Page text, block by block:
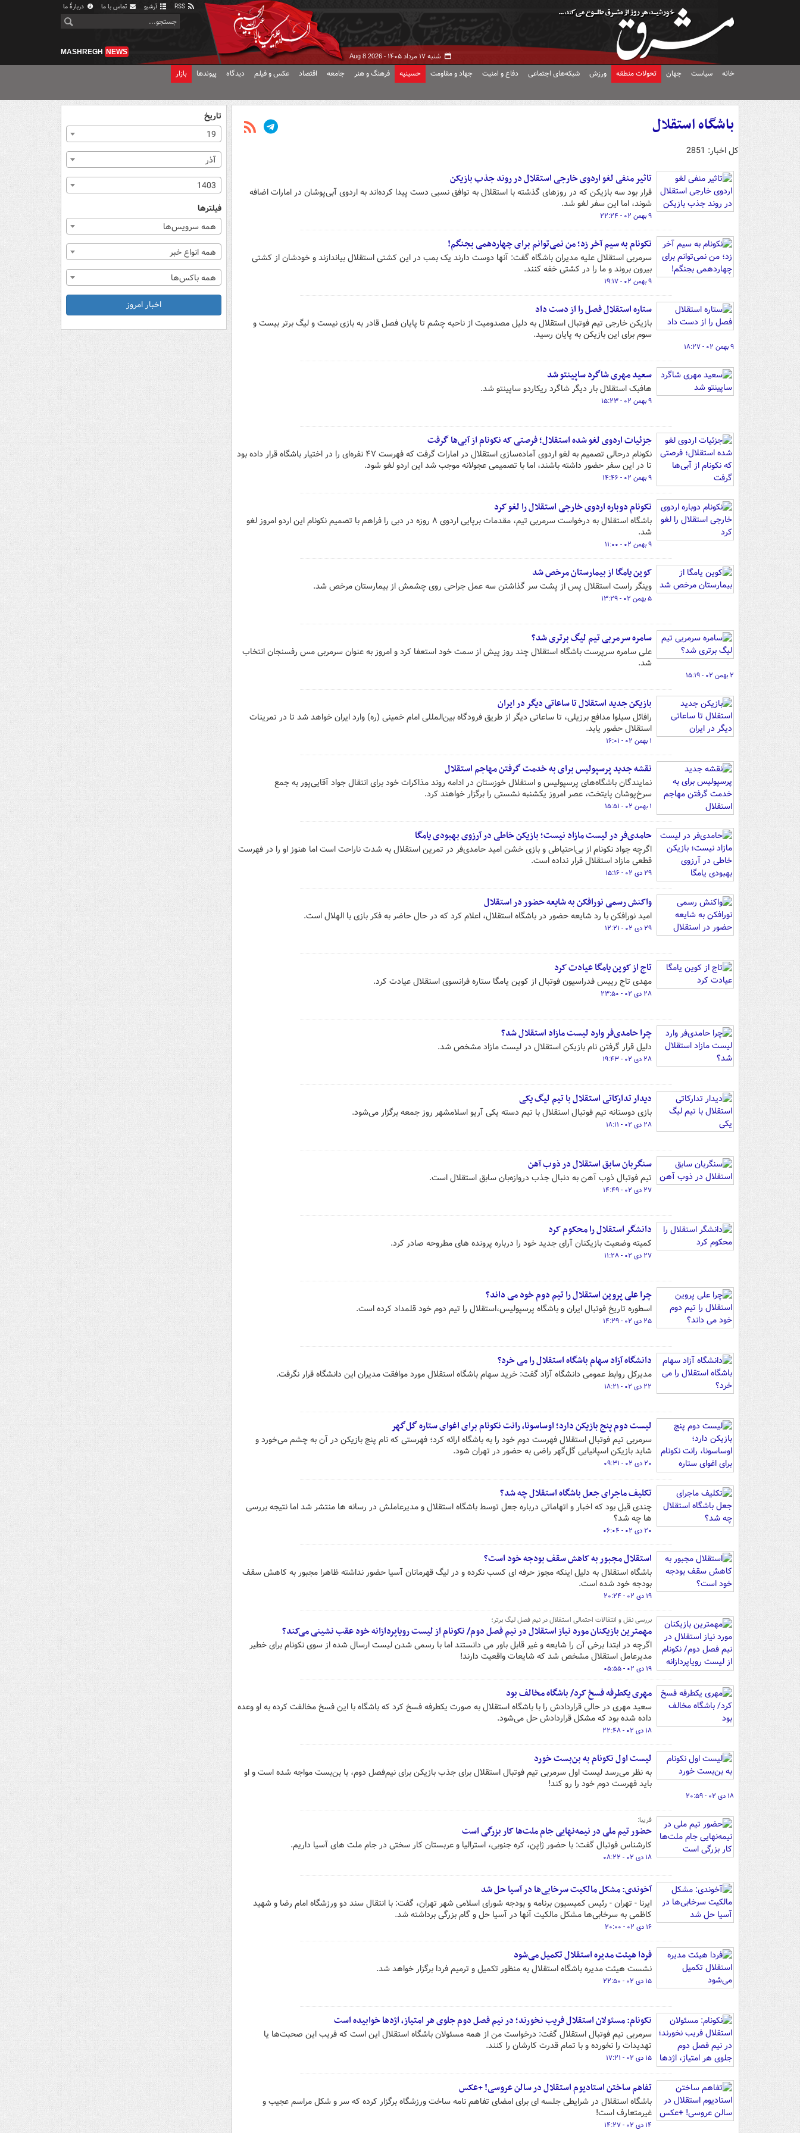
آرشیو تماس با ما دربارهٔ ما
شنبه ۱۷ مرداد ۱۴۰۵ - Aug 8 2026
MASHREGH NEWS
خانه سیاست جهان تحولات منطقه ورزش شبکه‌های اجتماعی دفاع و امنیت جهاد و مقاومت حسینیه فرهنگ و هنر جامعه اقتصاد عکس و فیلم دیدگاه پیوندها بازار
باشگاه استقلال
کل اخبار: 2851
تاثیر منفی لغو اردوی خارجی استقلال در روند جذب بازیکن
قرار بود سه بازیکن که در روزهای گذشته با استقلال به توافق نسبی دست پیدا کرده‌اند به اردوی آبی‌پوشان در امارات اضافه
شوند، اما این سفر لغو شد.
۹ بهمن ۰۲ - ۲۲:۲۴
نکونام به سیم آخر زد؛ من نمی‌توانم برای چهاردهمی بجنگم!
سرمربی استقلال علیه مدیران باشگاه گفت: آنها دوست دارند یک بمب در این کشتی استقلال بیاندازند و خودشان از کشتی
بیرون بروند و ما را در کشتی خفه کنند.
۹ بهمن ۰۲ - ۱۹:۱۷
ستاره استقلال فصل را از دست داد
بازیکن خارجی تیم فوتبال استقلال به دلیل مصدومیت از ناحیه چشم تا پایان فصل قادر به بازی نیست و لیگ برتر بیست و
سوم برای این بازیکن به پایان رسید.
۹ بهمن ۰۲ - ۱۸:۲۷
سعید مهری شاگرد ساپینتو شد
هافبک استقلال بار دیگر شاگرد ریکاردو ساپینتو شد.
۹ بهمن ۰۲ - ۱۵:۲۳
جزئیات اردوی لغو شده استقلال؛ فرصتی که نکونام از آبی‌ها گرفت
نکونام درحالی تصمیم به لغو اردوی آماده‌سازی استقلال در امارات گرفت که فهرست ۴۷ نفره‌ای را در اختیار باشگاه قرار داده بود
تا در این سفر حضور داشته باشند، اما با تصمیمی عجولانه موجب شد این اردو لغو شود.
۹ بهمن ۰۲ - ۱۴:۴۶
نکونام دوباره اردوی خارجی استقلال را لغو کرد
باشگاه استقلال به درخواست سرمربی تیم، مقدمات برپایی اردوی ۸ روزه در دبی را فراهم با تصمیم نکونام این اردو امروز لغو
شد.
۹ بهمن ۰۲ - ۱۱:۰۰
کوین یامگا از بیمارستان مرخص شد
وینگر راست استقلال پس از پشت سر گذاشتن سه عمل جراحی روی چشمش از بیمارستان مرخص شد.
۵ بهمن ۰۲ - ۱۳:۲۹
سامره سرمربی تیم لیگ برتری شد؟
علی سامره سرپرست باشگاه استقلال چند روز پیش از سمت خود استعفا کرد و امروز به عنوان سرمربی مس رفسنجان انتخاب
شد.
۲ بهمن ۰۲ - ۱۵:۱۹
بازیکن جدید استقلال تا ساعاتی دیگر در ایران
رافائل سیلوا مدافع برزیلی، تا ساعاتی دیگر از طریق فرودگاه بین‌المللی امام خمینی (ره) وارد ایران خواهد شد تا در تمرینات
استقلال حضور یابد.
۱ بهمن ۰۲ - ۱۶:۰۱
نقشه جدید پرسپولیس برای به خدمت گرفتن مهاجم استقلال
نمایندگان باشگاه‌های پرسپولیس و استقلال خوزستان در ادامه روند مذاکرات خود برای انتقال جواد آقایی‌پور به جمع
سرخ‌پوشان پایتخت، عصر امروز یکشنبه نشستی را برگزار خواهند کرد.
۱ بهمن ۰۲ - ۱۵:۵۱
حامدی‌فر در لیست مازاد نیست؛ بازیکن خاطی در آرزوی بهبودی یامگا
اگرچه جواد نکونام از بی‌احتیاطی و بازی خشن امید حامدی‌فر در تمرین استقلال به شدت ناراحت است اما هنوز او را در فهرست
قطعی مازاد استقلال قرار نداده است.
۲۹ دی ۰۲ - ۱۵:۱۶
واکنش رسمی نورافکن به شایعه حضور در استقلال
امید نورافکن با رد شایعه حضور در باشگاه استقلال، اعلام کرد که در حال حاضر به فکر بازی با الهلال است.
۲۹ دی ۰۲ - ۱۲:۲۱
تاج از کوین یامگا عیادت کرد
مهدی تاج رییس فدراسیون فوتبال از کوین یامگا ستاره فرانسوی استقلال عیادت کرد.
۲۸ دی ۰۲ - ۲۳:۵۰
چرا حامدی‌فر وارد لیست مازاد استقلال شد؟
دلیل قرار گرفتن نام بازیکن استقلال در لیست مازاد مشخص شد.
۲۸ دی ۰۲ - ۱۹:۴۳
دیدار تدارکاتی استقلال با تیم لیگ یکی
بازی دوستانه تیم فوتبال استقلال با تیم دسته یکی آریو اسلامشهر روز جمعه برگزار می‌شود.
۲۸ دی ۰۲ - ۱۸:۱۱
سنگربان سابق استقلال در ذوب آهن
تیم فوتبال ذوب آهن به دنبال جذب دروازه‌بان سابق استقلال است.
۲۷ دی ۰۲ - ۱۴:۴۹
دانشگر استقلال را محکوم کرد
کمیته وضعیت بازیکنان آرای جدید خود را درباره پرونده های مطروحه صادر کرد.
۲۷ دی ۰۲ - ۱۱:۲۸
چرا علی پروین استقلال را تیم دوم خود می داند؟
اسطوره تاریخ فوتبال ایران و باشگاه پرسپولیس،استقلال را تیم دوم خود قلمداد کرده است.
۲۵ دی ۰۲ - ۱۴:۲۹
دانشگاه آزاد سهام باشگاه استقلال را می خرد؟
مدیرکل روابط عمومی دانشگاه آزاد گفت: خرید سهام باشگاه استقلال مورد موافقت مدیران این دانشگاه قرار نگرفت.
۲۲ دی ۰۲ - ۱۸:۲۱
لیست دوم پنج بازیکن دارد؛ اوساسونا، رانت نکونام برای اغوای ستاره گل‌گهر
سرمربی تیم فوتبال استقلال فهرست دوم خود را به باشگاه ارائه کرد؛ فهرستی که نام پنج بازیکن در آن به چشم می‌خورد و
شاید بازیکن اسپانیایی گل‌گهر راضی به حضور در تهران شود.
۲۰ دی ۰۲ - ۰۹:۳۱
تکلیف ماجرای جعل باشگاه استقلال چه شد؟
چندی قبل بود که اخبار و اتهاماتی درباره جعل توسط باشگاه استقلال و مدیرعاملش در رسانه ها منتشر شد اما نتیجه بررسی
ها چه شد؟
۲۰ دی ۰۲ - ۰۶:۰۴
استقلال مجبور به کاهش سقف بودجه خود است؟
باشگاه استقلال به دلیل اینکه مجوز حرفه ای کسب نکرده و در لیگ قهرمانان آسیا حضور نداشته ظاهرا مجبور به کاهش سقف
بودجه خود شده است.
۱۹ دی ۰۲ - ۲۰:۲۴
بررسی نقل و انتقالات احتمالی استقلال در نیم فصل لیگ برتر؛
مهمترین بازیکنان مورد نیاز استقلال در نیم فصل دوم/ نکونام از لیست رویاپردازانه خود عقب نشینی می‌کند؟
اگرچه در ابتدا برخی آن را شایعه و غیر قابل باور می دانستند اما با رسمی شدن لیست ارسال شده از سوی نکونام برای خطیر
مدیرعامل استقلال مشخص شد که شایعات واقعیت دارند!
۱۹ دی ۰۲ - ۰۵:۵۵
مهری یکطرفه فسخ کرد/ باشگاه مخالف بود
سعید مهری در حالی قراردادش را با باشگاه استقلال به صورت یکطرفه فسخ کرد که باشگاه با این فسخ مخالفت کرده به او وعده
داده شده بود که مشکل قراردادش حل می‌شود.
۱۸ دی ۰۲ - ۲۲:۴۸
لیست اول نکونام به بن‌بست خورد
به نظر می‌رسد لیست اول سرمربی تیم فوتبال استقلال برای جذب بازیکن برای نیم‌فصل دوم، با بن‌بست مواجه شده است و او
باید فهرست دوم خود را رو کند!
۱۸ دی ۰۲ - ۲۰:۵۹
فریبا:
حضور تیم ملی در نیمه‌نهایی جام ملت‌ها کار بزرگی است
کارشناس فوتبال گفت: با حضور ژاپن، کره جنوبی، استرالیا و عربستان کار سختی در جام ملت های آسیا داریم.
۱۸ دی ۰۲ - ۰۸:۲۲
آخوندی: مشکل مالکیت سرخابی‌ها در آسیا حل شد
ایرنا - تهران - رئیس کمیسیون برنامه و بودجه شورای اسلامی شهر تهران، گفت: با انتقال سند دو ورزشگاه امام رضا و شهید
کاظمی به سرخابی‌ها مشکل مالکیت آنها در آسیا حل و گام بزرگی برداشته شد.
۱۶ دی ۰۲ - ۲۰:۰۰
فردا هیئت مدیره استقلال تکمیل می‌شود
نشست هیئت مدیره باشگاه استقلال به منظور تکمیل و ترمیم فردا برگزار خواهد شد.
۱۵ دی ۰۲ - ۲۲:۵۰
نکونام: مسئولان استقلال فریب نخورند؛ در نیم فصل دوم جلوی هر امتیاز، اژدها خوابیده است
سرمربی تیم فوتبال استقلال گفت: درخواست من از همه مسئولان باشگاه استقلال این است که فریب این صحبت‌ها یا
تهدیدات را نخورده و با تمام قدرت کارشان را کنند.
۱۵ دی ۰۲ - ۱۷:۲۱
تفاهم ساختن استادیوم استقلال در سالن عروسی! +عکس
باشگاه استقلال در شرایطی جلسه ای برای امضای تفاهم نامه ساخت ورزشگاه برگزار کرده که سر و شکل مراسم عجیب و
غیرمتعارف است!
۱۴ دی ۰۲ - ۱۴:۲۷
تاریخ
19
آذر
1403
فیلترها
همه سرویس‌ها
همه انواع خبر
همه باکس‌ها
اخبار امروز